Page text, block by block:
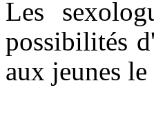
Les
possibilités
aux jeunes